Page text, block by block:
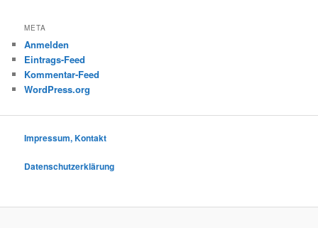
META
Anmelden
Eintrags-Feed
Kommentar-Feed
WordPress.org
Impressum, Kontakt
Datenschutzerklärung